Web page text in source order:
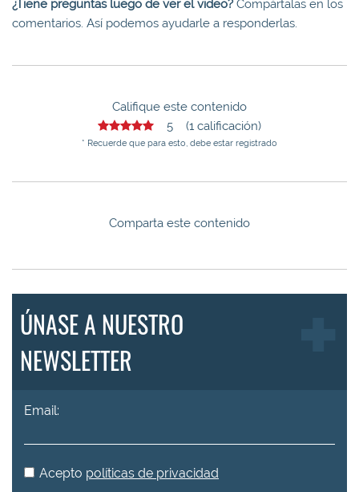
¿Tiene preguntas luego de ver el video?Compártalas en los
comentarios. Así podemos ayudarle a responderlas.
Califique este contenido
5 (1 calificación)
* Recuerde que para esto, debe estar registrado
Comparta este contenido
ÚNASE A NUESTRO
NEWSLETTER
Email:
Acepto políticas de privacidad